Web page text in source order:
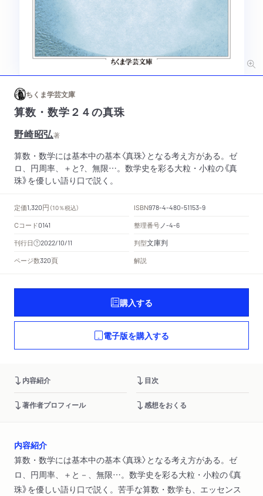
ちくま学芸文庫
算数・数学２４の真珠
野崎昭弘著
算数・数学には基本中の基本〈真珠〉となる考え方がある。ゼ
ロ、円周率、＋と?、無限…。数学史を彩る大粒・小粒の《真
珠》を優しい語り口で説く。
定価1,320円 （10％税込） ISBN978-4-480-51153-9
Cコード0141 整理番号ノ-4-6
刊行日 2022/10/11 判型文庫判
ページ数320頁 解説
購入する
電子版を購入する
内容紹介 目次
著作者プロフィール 感想をおくる
内容紹介
算数・数学には基本中の基本〈真珠〉となる考え方がある。ゼ
ロ、円周率、＋と－、無限…。数学史を彩る大粒・小粒の《真
珠》を優しい語り口で説く。苦手な算数・数学も、エッセンス